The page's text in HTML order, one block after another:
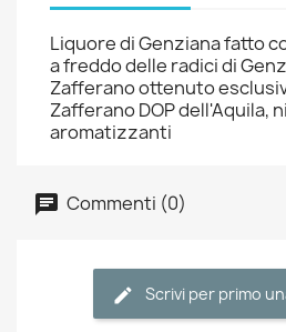
Liquore di Genziana fatto
a freddo delle radici di
Zafferano ottenuto
Zafferano DOP dell'Aquila,
aromatizzanti
Commenti (0)
Scrivi per primo